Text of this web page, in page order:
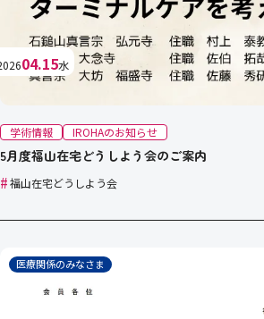
04.15水
学術情報 IROHAのお知らせ
5月度福山在宅どうしよう会のご案内
#福山在宅どうしよう会
医療関係のみなさま